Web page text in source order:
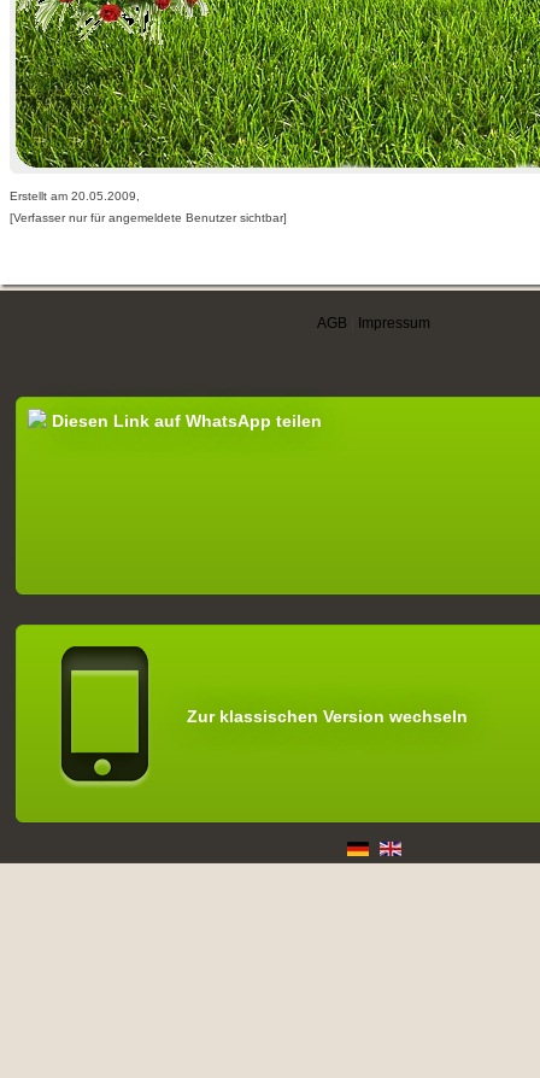
Erstellt am 20.05.2009,
[Verfasser nur für angemeldete Benutzer sichtbar]
AGB Impressum
Diesen Link auf WhatsApp teilen
Zur klassischen Version wechseln